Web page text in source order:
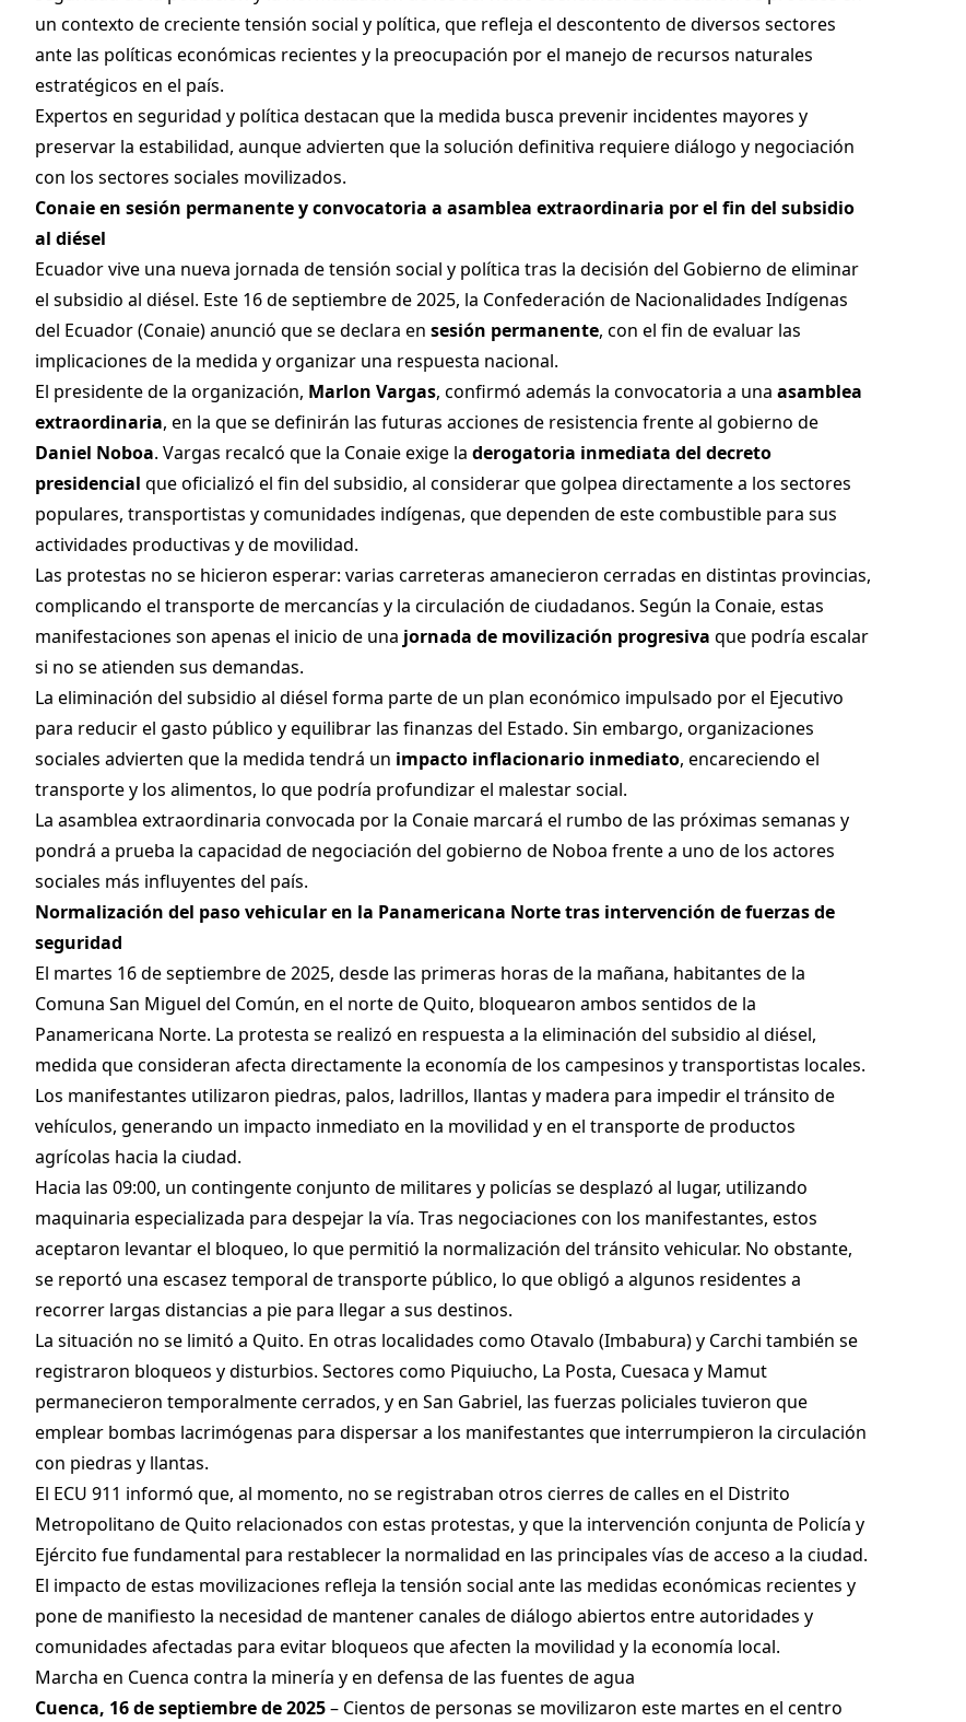
un contexto de creciente tensión social y política, que refleja el descontento de diversos sectores
ante las políticas económicas recientes y la preocupación por el manejo de recursos naturales
estratégicos en el país.
Expertos en seguridad y política destacan que la medida busca prevenir incidentes mayores y
preservar la estabilidad, aunque advierten que la solución definitiva requiere diálogo y negociación
con los sectores sociales movilizados.
Conaie en sesión permanente y convocatoria a asamblea extraordinaria por el fin del subsidio
al diésel
Ecuador vive una nueva jornada de tensión social y política tras la decisión del Gobierno de eliminar
el subsidio al diésel. Este 16 de septiembre de 2025, la Confederación de Nacionalidades Indígenas
del Ecuador (Conaie) anunció que se declara en sesión permanente, con el fin de evaluar las
implicaciones de la medida y organizar una respuesta nacional.
El presidente de la organización, Marlon Vargas, confirmó además la convocatoria a una asamblea
extraordinaria, en la que se definirán las futuras acciones de resistencia frente al gobierno de
Daniel Noboa. Vargas recalcó que la Conaie exige la derogatoria inmediata del decreto
presidencial que oficializó el fin del subsidio, al considerar que golpea directamente a los sectores
populares, transportistas y comunidades indígenas, que dependen de este combustible para sus
actividades productivas y de movilidad.
Las protestas no se hicieron esperar: varias carreteras amanecieron cerradas en distintas provincias,
complicando el transporte de mercancías y la circulación de ciudadanos. Según la Conaie, estas
manifestaciones son apenas el inicio de una jornada de movilización progresiva que podría escalar
si no se atienden sus demandas.
La eliminación del subsidio al diésel forma parte de un plan económico impulsado por el Ejecutivo
para reducir el gasto público y equilibrar las finanzas del Estado. Sin embargo, organizaciones
sociales advierten que la medida tendrá un impacto inflacionario inmediato, encareciendo el
transporte y los alimentos, lo que podría profundizar el malestar social.
La asamblea extraordinaria convocada por la Conaie marcará el rumbo de las próximas semanas y
pondrá a prueba la capacidad de negociación del gobierno de Noboa frente a uno de los actores
sociales más influyentes del país.
Normalización del paso vehicular en la Panamericana Norte tras intervención de fuerzas de
seguridad
El martes 16 de septiembre de 2025, desde las primeras horas de la mañana, habitantes de la
Comuna San Miguel del Común, en el norte de Quito, bloquearon ambos sentidos de la
Panamericana Norte. La protesta se realizó en respuesta a la eliminación del subsidio al diésel,
medida que consideran afecta directamente la economía de los campesinos y transportistas locales.
Los manifestantes utilizaron piedras, palos, ladrillos, llantas y madera para impedir el tránsito de
vehículos, generando un impacto inmediato en la movilidad y en el transporte de productos
agrícolas hacia la ciudad.
Hacia las 09:00, un contingente conjunto de militares y policías se desplazó al lugar, utilizando
maquinaria especializada para despejar la vía. Tras negociaciones con los manifestantes, estos
aceptaron levantar el bloqueo, lo que permitió la normalización del tránsito vehicular. No obstante,
se reportó una escasez temporal de transporte público, lo que obligó a algunos residentes a
recorrer largas distancias a pie para llegar a sus destinos.
La situación no se limitó a Quito. En otras localidades como Otavalo (Imbabura) y Carchi también se
registraron bloqueos y disturbios. Sectores como Piquiucho, La Posta, Cuesaca y Mamut
permanecieron temporalmente cerrados, y en San Gabriel, las fuerzas policiales tuvieron que
emplear bombas lacrimógenas para dispersar a los manifestantes que interrumpieron la circulación
con piedras y llantas.
El ECU 911 informó que, al momento, no se registraban otros cierres de calles en el Distrito
Metropolitano de Quito relacionados con estas protestas, y que la intervención conjunta de Policía y
Ejército fue fundamental para restablecer la normalidad en las principales vías de acceso a la ciudad.
El impacto de estas movilizaciones refleja la tensión social ante las medidas económicas recientes y
pone de manifiesto la necesidad de mantener canales de diálogo abiertos entre autoridades y
comunidades afectadas para evitar bloqueos que afecten la movilidad y la economía local.
Marcha en Cuenca contra la minería y en defensa de las fuentes de agua
Cuenca, 16 de septiembre de 2025– Cientos de personas se movilizaron este martes en el centro